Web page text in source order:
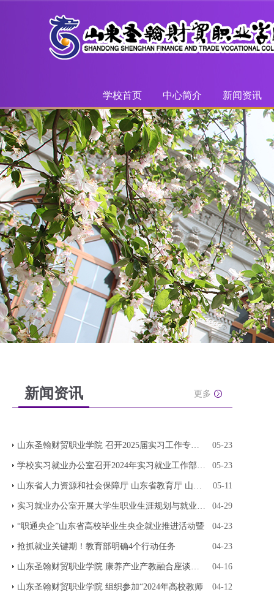
学校首页 中心简介 新闻资讯
新闻资讯 更多
山东圣翰财贸职业学院 召开2025届实习工作专项会 05-23
学校实习就业办公室召开2024年实习就业工作部署会 05-23
山东省人力资源和社会保障厅 山东省教育厅 山东省 05-11
实习就业办公室开展大学生职业生涯规划与就业指导 04-29
“职通央企”山东省高校毕业生央企就业推进活动暨 04-23
抢抓就业关键期！教育部明确4个行动任务 04-23
山东圣翰财贸职业学院 康养产业产教融合座谈会成 04-16
山东圣翰财贸职业学院 组织参加“2024年高校教师 04-12